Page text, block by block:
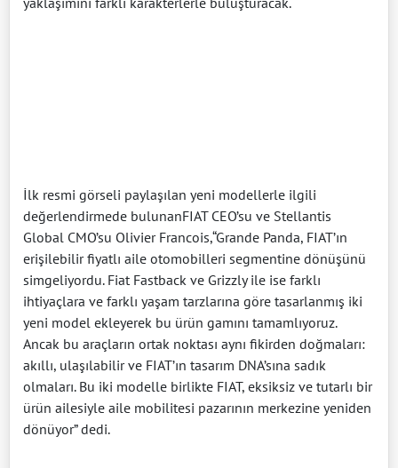
İlk resmi görseli paylaşılan yeni modellerle ilgili
değerlendirmede bulunanFIAT CEO’su ve Stellantis
Global CMO’su Olivier Francois,“Grande Panda, FIAT’ın
erişilebilir fiyatlı aile otomobilleri segmentine dönüşünü
simgeliyordu. Fiat Fastback ve Grizzly ile ise farklı
ihtiyaçlara ve farklı yaşam tarzlarına göre tasarlanmış iki
yeni model ekleyerek bu ürün gamını tamamlıyoruz.
Ancak bu araçların ortak noktası aynı fikirden doğmaları:
akıllı, ulaşılabilir ve FIAT’ın tasarım DNA’sına sadık
olmaları. Bu iki modelle birlikte FIAT, eksiksiz ve tutarlı bir
ürün ailesiyle aile mobilitesi pazarının merkezine yeniden
dönüyor” dedi.